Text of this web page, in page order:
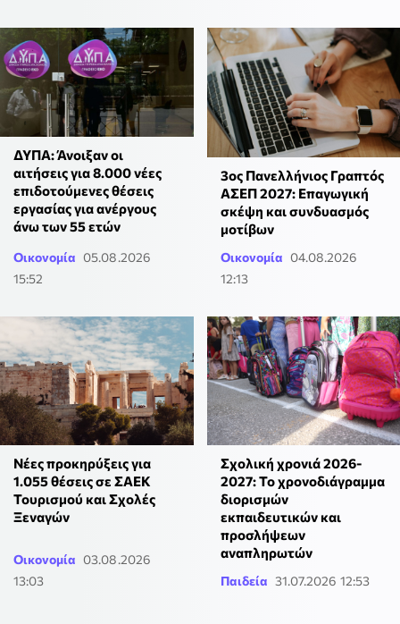
ΔΥΠΑ: Άνοιξαν οι
αιτήσεις για 8.000 νέες
επιδοτούμενες θέσεις
εργασίας για ανέργους
άνω των 55 ετών
Οικονομία 05.08.2026
15:52
3ος Πανελλήνιος Γραπτός
ΑΣΕΠ 2027: Επαγωγική
σκέψη και συνδυασμός
μοτίβων
Οικονομία 04.08.2026
12:13
Νέες προκηρύξεις για
1.055 θέσεις σε ΣΑΕΚ
Τουρισμού και Σχολές
Ξεναγών
Οικονομία 03.08.2026
13:03
Σχολική χρονιά 2026-
2027: Το χρονοδιάγραμμα
διορισμών
εκπαιδευτικών και
προσλήψεων
αναπληρωτών
Παιδεία 31.07.2026 12:53